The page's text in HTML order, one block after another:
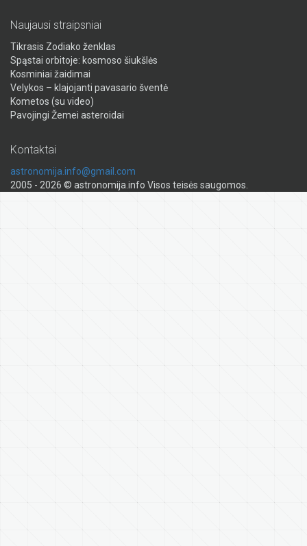
Naujausi straipsniai
Tikrasis Zodiako ženklas
Spąstai orbitoje: kosmoso šiukšlės
Kosminiai žaidimai
Velykos – klajojanti pavasario šventė
Kometos (su video)
Pavojingi Žemei asteroidai
Kontaktai
astronomija.info@gmail.com
2005 - 2026 © astronomija.info Visos teisės saugomos.